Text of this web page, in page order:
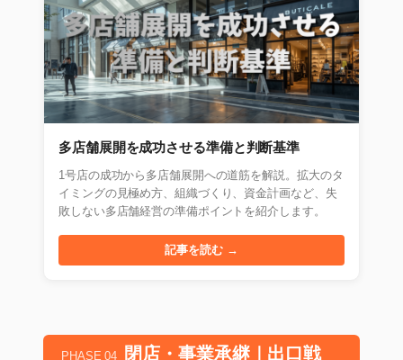
多店舗展開を成功させる準備と判断基準
1号店の成功から多店舗展開への道筋を解説。拡大のタ
イミングの見極め方、組織づくり、資金計画など、失
敗しない多店舗経営の準備ポイントを紹介します。
記事を読む →
PHASE 04
閉店・事業承継｜出口戦